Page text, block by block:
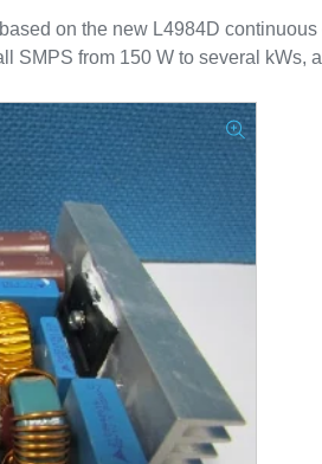
on the new L4984D
SMPS from 150 W to several